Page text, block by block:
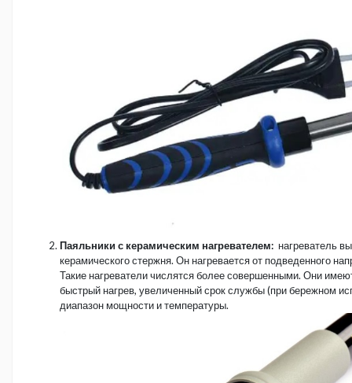
Паяльники с керамическим нагревателем: нагреватель
керамического стержня. Он нагревается от подведенного
Такие нагреватели числятся более совершенными. Они
быстрый нагрев, увеличенный срок службы (при бережном
диапазон мощности и температуры.